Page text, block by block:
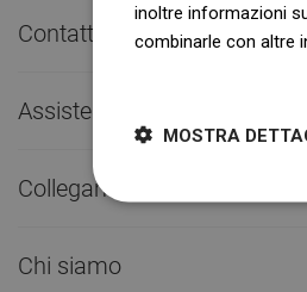
Contatto rapido
Assistenza clienti
Collegamenti utili
Chi siamo
inoltre informazioni
combinarle con altre
MOSTRA